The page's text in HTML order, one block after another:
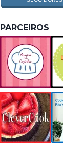
PARCEIROS